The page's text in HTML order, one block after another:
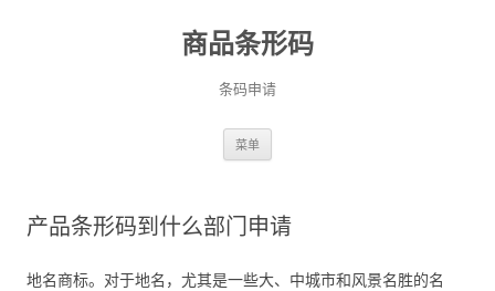
商品条形码
条码申请
菜单
产品条形码到什么部门申请
地名商标。对于地名，尤其是一些大、中城市和风景名胜的名